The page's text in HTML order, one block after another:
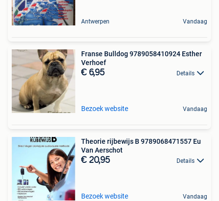
Antwerpen Vandaag
Franse Bulldog 9789058410924 Esther
Verhoef
€ 6,95 Details
Bezoek website Vandaag
Theorie rijbewijs B 9789068471557 Eu
Van Aerschot
€ 20,95 Details
Bezoek website Vandaag